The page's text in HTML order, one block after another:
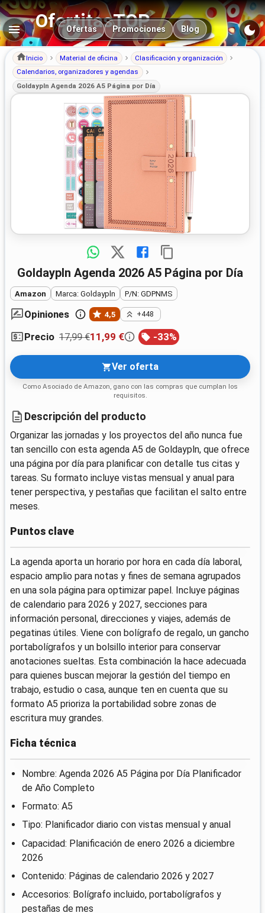
OfertitasTOP
Navegación principal
Ofertas Promociones Blog
Inicio Material de oficina
Clasificación y organización
Calendarios, organizadores y agendas
Goldaypln Agenda 2026 A5 Página por Día
Goldaypln Agenda 2026 A5 Página por Día
Amazon Marca: Goldaypln P/N: GDPNMS
Opiniones 4,5 +448
Precio 17,99 €11,99 € -33%
Ver oferta
Como Asociado de Amazon, gano con las compras que cumplan los
requisitos.
Descripción del producto
Organizar las jornadas y los proyectos del año nunca fue
tan sencillo con esta agenda A5 de Goldaypln, que ofrece
una página por día para planificar con detalle tus citas y
tareas. Su formato incluye vistas mensual y anual para
tener perspectiva, y pestañas que facilitan el salto entre
meses.
Puntos clave
La agenda aporta un horario por hora en cada día laboral,
espacio amplio para notas y fines de semana agrupados
en una sola página para optimizar papel. Incluye páginas
de calendario para 2026 y 2027, secciones para
información personal, direcciones y viajes, además de
pegatinas útiles. Viene con bolígrafo de regalo, un gancho
portabolígrafos y un bolsillo interior para conservar
anotaciones sueltas. Esta combinación la hace adecuada
para quienes buscan mejorar la gestión del tiempo en
trabajo, estudio o casa, aunque ten en cuenta que su
formato A5 prioriza la portabilidad sobre zonas de
escritura muy grandes.
Ficha técnica
Nombre: Agenda 2026 A5 Página por Día Planificador
de Año Completo
Formato: A5
Tipo: Planificador diario con vistas mensual y anual
Capacidad: Planificación de enero 2026 a diciembre
2026
Contenido: Páginas de calendario 2026 y 2027
Accesorios: Bolígrafo incluido, portabolígrafos y
pestañas de mes